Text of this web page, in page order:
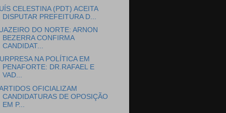
CELESTINA (PDT) ACEITA
DISPUTAR PREFEITURA D...
DO NORTE: ARNON
BEZERRA CONFIRMA
CANDIDAT...
NA POLÍTICA EM
PENAFORTE: DR.RAFAEL E
VAD...
OFICIALIZAM
CANDIDATURAS DE OPOSIÇÃO
EM P...